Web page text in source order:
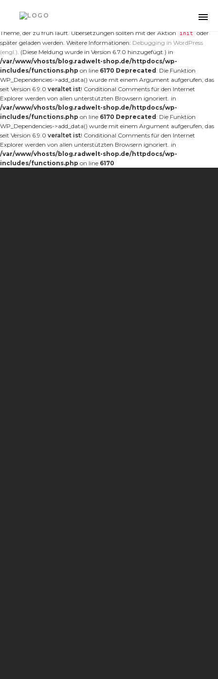
aufgerufen. Das Laden der Übersetzung für die Domain
wurde
Theme, der zu früh läuft. Übersetzungen sollten mit der Aktion
init
oder
später geladen werden. Weitere Informationen: Debugging in WordPress
(engl.). (Diese Meldung wurde in Version 6.7.0 hinzugefügt.) in
/var/www/vhosts/blog.radwelt-shop.de/httpdocs/wp-
includes/functions.php on line 6170 Deprecated : Die Funktion
WP_Dependencies->add_data() wurde mit einem Argument aufgerufen, das
seit Version 6.9.0 veraltet ist! Conditional Comments für den Internet
Explorer werden von allen unterstützten Browsern ignoriert. in
/var/www/vhosts/blog.radwelt-shop.de/httpdocs/wp-
includes/functions.php on line 6170 Deprecated : Die Funktion
WP_Dependencies->add_data() wurde mit einem Argument aufgerufen, das
seit Version 6.9.0 veraltet ist! Conditional Comments für den Internet
Explorer werden von allen unterstützten Browsern ignoriert. in
/var/www/vhosts/blog.radwelt-shop.de/httpdocs/wp-
includes/functions.php on line 6170